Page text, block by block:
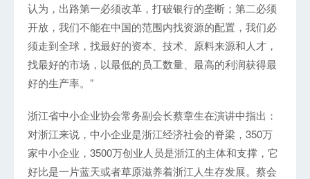
认为，出路第一必须改革，打破银行的垄断；第二必须
开放，我们不能在中国的范围内找资源的配置，我们必
须走到全球，找最好的资本、技术、原料来源和人才，
找最好的市场，以最低的员工数量、最高的利润获得最
好的生产率。”
浙江省中小企业协会常务副会长蔡章生在演讲中指出：
对浙江来说，中小企业是浙江经济社会的脊梁，350万
家中小企业，3500万创业人员是浙江的主体和支撑，它
好比是一片蓝天或者草原滋养着浙江人生存发展。蔡会